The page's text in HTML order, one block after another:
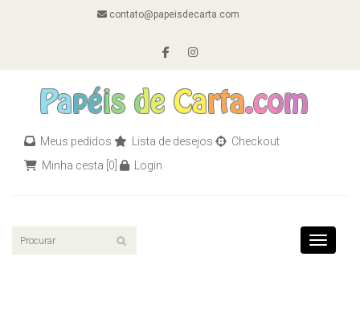
contato@papeisdecarta.com
Meus pedidos Lista de desejos
Checkout
Minha cesta [0] Login
Toggle